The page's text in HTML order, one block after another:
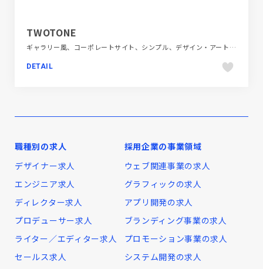
TWOTONE
ギャラリー風、コーポレートサイト、シンプル、デザイン・アート・音楽・文芸、ホワイト系、ポータルサイト
DETAIL
職種別の求人
デザイナー求人
エンジニア求人
ディレクター求人
プロデューサー求人
ライター／エディター求人
セールス求人
採用企業の事業領域
ウェブ関連事業の求人
グラフィックの求人
アプリ開発の求人
ブランディング事業の求人
プロモーション事業の求人
システム開発の求人